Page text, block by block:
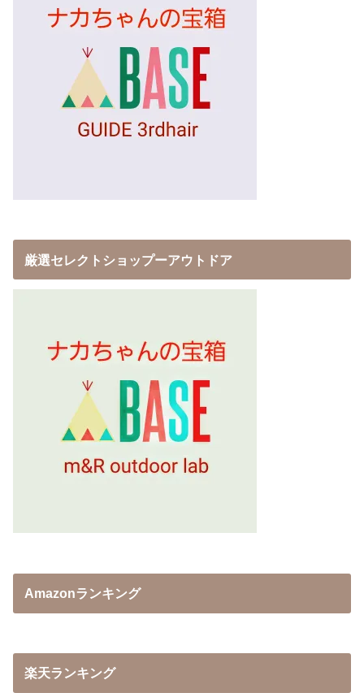
厳選セレクトショップーアウトドア
Amazonランキング
楽天ランキング